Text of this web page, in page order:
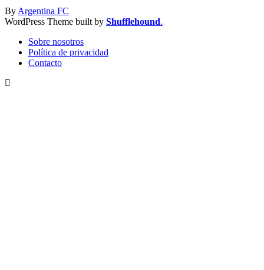
By Argentina FC
WordPress Theme built by Shufflehound.
Sobre nosotros
Política de privacidad
Contacto